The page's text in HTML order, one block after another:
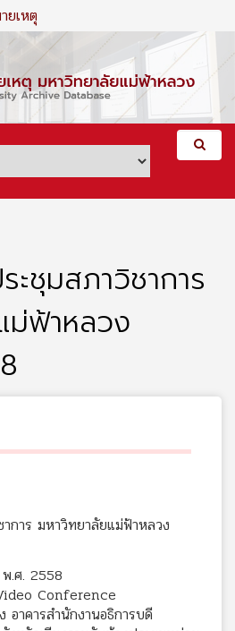
ยเหตุ
ะชุมสภาวิชาการ
ม่ฟ้าหลวง
การ มหาวิทยาลัยแม่ฟ้าหลวง
.ศ. 2558
Conference
อาคารสำนักงานอธิการบดี